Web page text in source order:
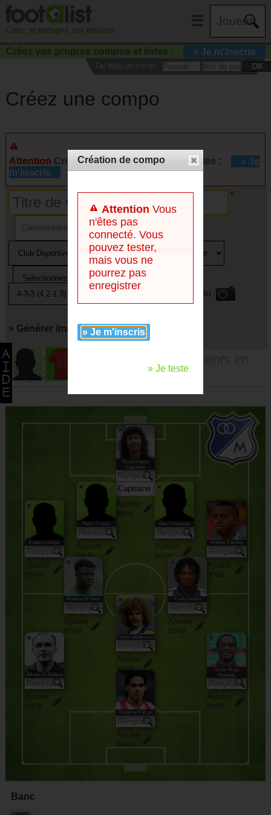
Créez et partagez vos équipes
☰
Créez vos propres compos et listes : » Je m'inscris
J'ai déjà un compte : OK
Créez une compo
Attention Créez vos propres compos et listes :
» Je
m'inscris
ou
» Générer image avec
Vous pouvez faire des remplacements en
drag & droppant les joueurs.
René Higuita
Capitaine
Ajouter
texte
Federico Insúa
Pedro Franco
Ajouter
texte
Álex Fernández
Ajouter
texte
Wuilker Faríñez
texte
Modeste M'Bami
Ajouter
texte
Fredy Guarín
Ajouter
texte
Carlos Valderrama
Ajouter
texte
Víctor Hugo
Montaño
Ajouter
Alfredo Di Stéfano
Radamel Falcao
Ajouter
texte
Banc
Création de compo
Attention Vous
n'êtes pas
connecté. Vous
pouvez tester,
mais vous ne
pourrez pas
enregistrer
» Je m'inscris
» Je teste